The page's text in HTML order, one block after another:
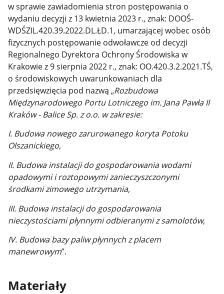
w sprawie zawiadomienia stron postępowania o
wydaniu decyzji z 13 kwietnia 2023 r., znak: DOOŚ-
WDŚZIL.420.39.2022.DL.ŁD.1, umarzającej wobec osób
fizycznych postępowanie odwoławcze od decyzji
Regionalnego Dyrektora Ochrony Środowiska w
Krakowie z 9 sierpnia 2022 r., znak: OO.420.3.2.2021.TŚ,
o środowiskowych uwarunkowaniach dla
przedsięwzięcia pod nazwą „Rozbudowa
Międzynarodowego Portu Lotniczego im. Jana Pawła II
Kraków - Balice Sp. z o.o. w zakresie:
I. Budowa nowego zarurowanego koryta Potoku
Olszanickiego,
II. Budowa instalacji do gospodarowania wodami
opadowymi i roztopowymi zanieczyszczonymi
środkami zimowego utrzymania,
III. Budowa instalacji do gospodarowania
nieczystościami płynnymi odbieranymi z samolotów,
IV. Budowa bazy paliw płynnych z placem
manewrowym”.
Materiały